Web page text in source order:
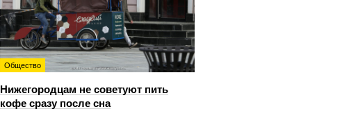
Общество
Нижегородцам не советуют пить
кофе сразу после сна